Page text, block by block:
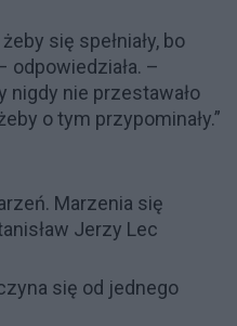
się spełniały, bo
odpowiedziała. –
nigdy nie przestawało
o tym przypominały.”
Marzenia się
Jerzy Lec
się od jednego